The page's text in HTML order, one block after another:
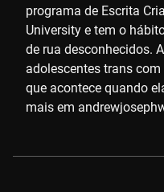
programa de Escrita
University e tem o
de rua desconhecidos.
adolescentes trans
que acontece quando
mais em